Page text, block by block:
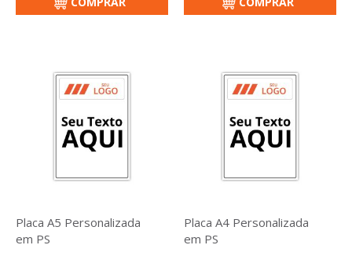
Placa A5 Personalizada
em PS
Placa A4 Personalizada
em PS